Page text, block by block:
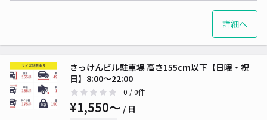
詳細へ
さっけんビル駐車場 高さ155cm以下【日曜・祝
日】8:00～22:00
0 / 0件
¥1,550〜 / 日